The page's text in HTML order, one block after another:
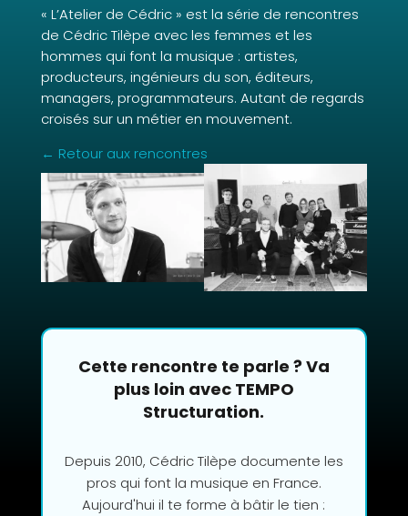
« L’Atelier de Cédric » est la série de rencontres
de Cédric Tilèpe avec les femmes et les
hommes qui font la musique : artistes,
producteurs, ingénieurs du son, éditeurs,
managers, programmateurs. Autant de regards
croisés sur un métier en mouvement.
← Retour aux rencontres
Cette rencontre te parle ? Va
plus loin avec TEMPO
Structuration.
Depuis 2010, Cédric Tilèpe documente les
pros qui font la musique en France.
Aujourd'hui il te forme à bâtir le tien :